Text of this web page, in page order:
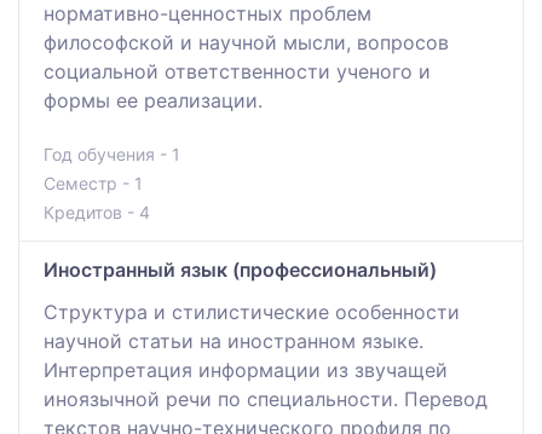
нормативно-ценностных проблем
философской и научной мысли, вопросов
социальной ответственности ученого и
формы ее реализации.
Год обучения - 1
Семестр - 1
Кредитов - 4
Иностранный язык (профессиональный)
Структура и стилистические особенности
научной статьи на иностранном языке.
Интерпретация информации из звучащей
иноязычной речи по специальности. Перевод
текстов научно-технического профиля по